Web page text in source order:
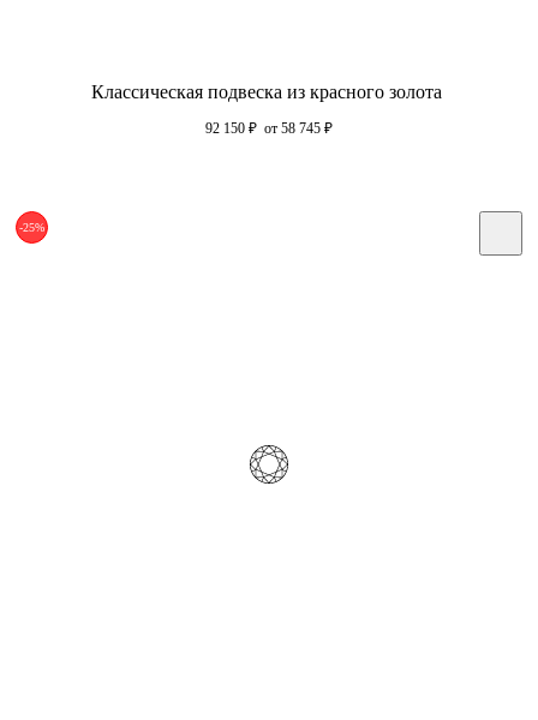
Классическая подвеска из красного золота
92 150 ₽ от 58 745 ₽
-25%